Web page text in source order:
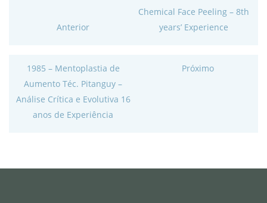
Anterior
Chemical Face Peeling – 8th
years’ Experience
Próximo
1985 – Mentoplastia de
Aumento Téc. Pitanguy –
Análise Crítica e Evolutiva 16
anos de Experiência